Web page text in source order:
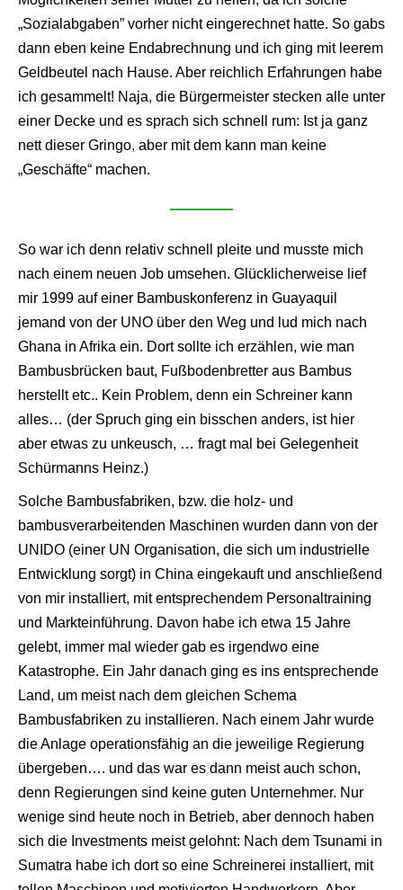
„Sozialabgaben” vorher nicht eingerechnet hatte. So gabs
dann eben keine Endabrechnung und ich ging mit leerem
Geldbeutel nach Hause. Aber reichlich Erfahrungen habe
ich gesammelt! Naja, die Bürgermeister stecken alle unter
einer Decke und es sprach sich schnell rum: Ist ja ganz
nett dieser Gringo, aber mit dem kann man keine
„Geschäfte“ machen.
So war ich denn relativ schnell pleite und musste mich
nach einem neuen Job umsehen. Glücklicherweise lief
mir 1999 auf einer Bambuskonferenz in Guayaquil
jemand von der UNO über den Weg und lud mich nach
Ghana in Afrika ein. Dort sollte ich erzählen, wie man
Bambusbrücken baut, Fußbodenbretter aus Bambus
herstellt etc.. Kein Problem, denn ein Schreiner kann
alles… (der Spruch ging ein bisschen anders, ist hier
aber etwas zu unkeusch, … fragt mal bei Gelegenheit
Schürmanns Heinz.)
Solche Bambusfabriken, bzw. die holz- und
bambusverarbeitenden Maschinen wurden dann von der
UNIDO (einer UN Organisation, die sich um industrielle
Entwicklung sorgt) in China eingekauft und anschließend
von mir installiert, mit entsprechendem Personaltraining
und Markteinführung. Davon habe ich etwa 15 Jahre
gelebt, immer mal wieder gab es irgendwo eine
Katastrophe. Ein Jahr danach ging es ins entsprechende
Land, um meist nach dem gleichen Schema
Bambusfabriken zu installieren. Nach einem Jahr wurde
die Anlage operationsfähig an die jeweilige Regierung
übergeben…. und das war es dann meist auch schon,
denn Regierungen sind keine guten Unternehmer. Nur
wenige sind heute noch in Betrieb, aber dennoch haben
sich die Investments meist gelohnt: Nach dem Tsunami in
Sumatra habe ich dort so eine Schreinerei installiert, mit